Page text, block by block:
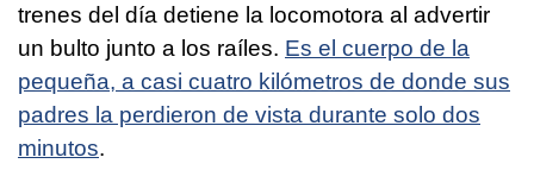
trenes del día detiene la locomotora al advertir
un bulto junto a los raíles. Es el cuerpo de la
pequeña, a casi cuatro kilómetros de donde sus
padres la perdieron de vista durante solo dos
minutos.